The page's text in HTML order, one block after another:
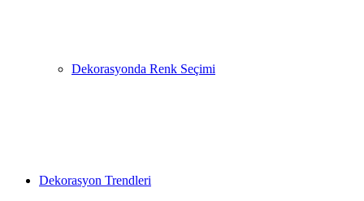
Dekorasyonda Renk Seçimi
Dekorasyon Trendleri